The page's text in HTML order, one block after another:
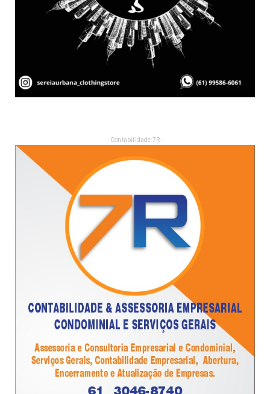
- Contabilidade 7R -